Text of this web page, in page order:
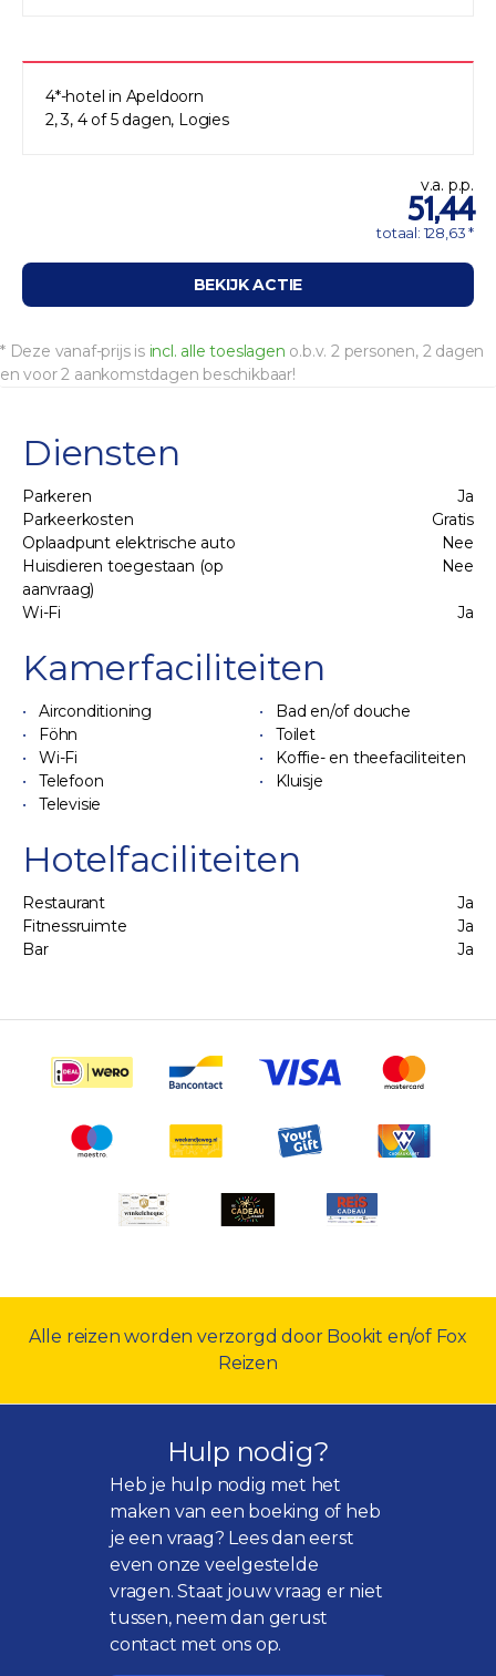
4*-hotel in Apeldoorn
2, 3, 4 of 5 dagen, Logies
v.a. p.p.
51,44
totaal: 128,63 *
BEKIJK ACTIE
* Deze vanaf-prijs is incl. alle toeslagen o.b.v. 2 personen, 2 dagen
en voor 2 aankomstdagen beschikbaar!
Diensten
Parkeren
Ja
Parkeerkosten
Gratis
Oplaadpunt elektrische auto
Nee
Huisdieren toegestaan (op
aanvraag)
Nee
Wi-Fi Ja
Kamerfaciliteiten
Airconditioning
Bad en/of douche
Föhn
Toilet
Wi-Fi
Koffie- en theefaciliteiten
Telefoon
Kluisje
Televisie
Hotelfaciliteiten
Restaurant
Ja
Fitnessruimte
Ja
Bar
Ja
Alle reizen worden verzorgd door Bookit en/of Fox
Reizen
Hulp nodig?
Heb je hulp nodig met het
maken van een boeking of heb
je een vraag? Lees dan eerst
even onzeveelgestelde
vragen. Staat jouw vraag er niet
tussen, neem dan gerust
contact met ons op.